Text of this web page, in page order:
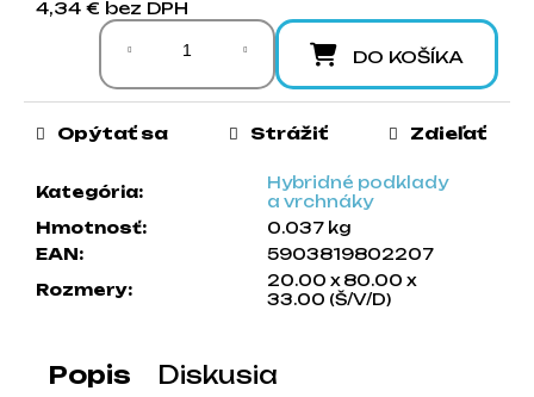
4,34 € bez DPH
Jednotková cena:
DO KOŠÍKA
Kategória:
Hybridné podklady
a vrchnáky
Hmotnosť:
0.037 kg
EAN:
5903819802207
Rozmery:
20.00 x 80.00 x
33.00 (Š/V/D)
Opýtať sa Strážiť Zdieľať
Popis Diskusia
č